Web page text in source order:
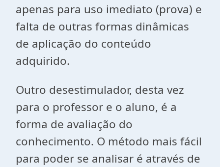
apenas para uso imediato (prova) e
falta de outras formas dinâmicas
de aplicação do conteúdo
adquirido.
Outro desestimulador, desta vez
para o professor e o aluno, é a
forma de avaliação do
conhecimento. O método mais fácil
para poder se analisar é através de